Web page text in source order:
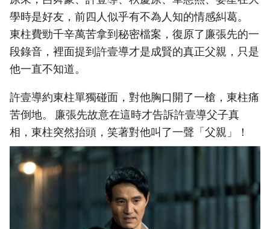
學時是好友，前四人似乎有不為人知的情感糾葛。
東柱費勁千辛萬苦拿到秘密檔案，復原了廉張先的一
段錄音，裡面提到許壹導才是成賢的真正父親，只是
他一直不知道。
許壹導約東柱單獨碰面，對他胸口開了一槍，東柱痛
苦倒地。 廉張先故意在這時才告訴許壹導父子真
相，東柱突然抬頭，笑著對他叫了一聲「父親」！